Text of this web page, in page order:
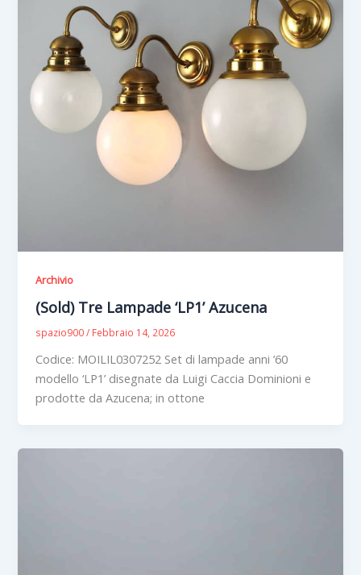
Archivio
(Sold) Tre Lampade ‘LP1’ Azucena
spazio900/ Febbraio 14, 2026
Codice: MOILIL0307252 Set di lampade anni ’60
modello ‘LP1’ disegnate da Luigi Caccia Dominioni e
prodotte da Azucena; in ottone